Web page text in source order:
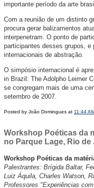
importante período da arte
Com a reunião de um distinto
procura gerar balizamentos
interpenetram. O ponto de
participantes desses grupos, e
internacionais de abstração.
O simpósio internacional é
in Brazil: The Adolpho Leirner
se congregam mais de uma
setembro de 2007.
Posted by João Domingues at 11:44
Workshop Poéticas da
no Parque Lage, Rio de
Workshop Poéticas da
Palestrantes: Brígida Baltar,
Luiz Áquila, Charles Watson,
Professores "Experiências